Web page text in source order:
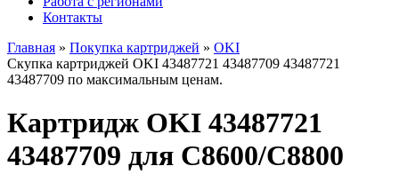
Контакты
Главная » Покупка картриджей » OKI
Скупка картриджей OKI 43487721 43487709 43487721
43487709 по максимальным ценам.
Картридж OKI 43487721
43487709 для C8600/C8800